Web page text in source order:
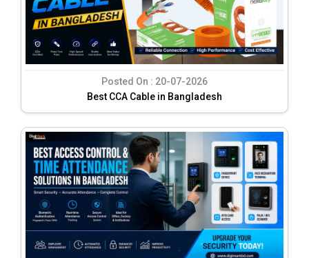
Posted On : 20-07-2026
Best CCA Cable in Bangladesh